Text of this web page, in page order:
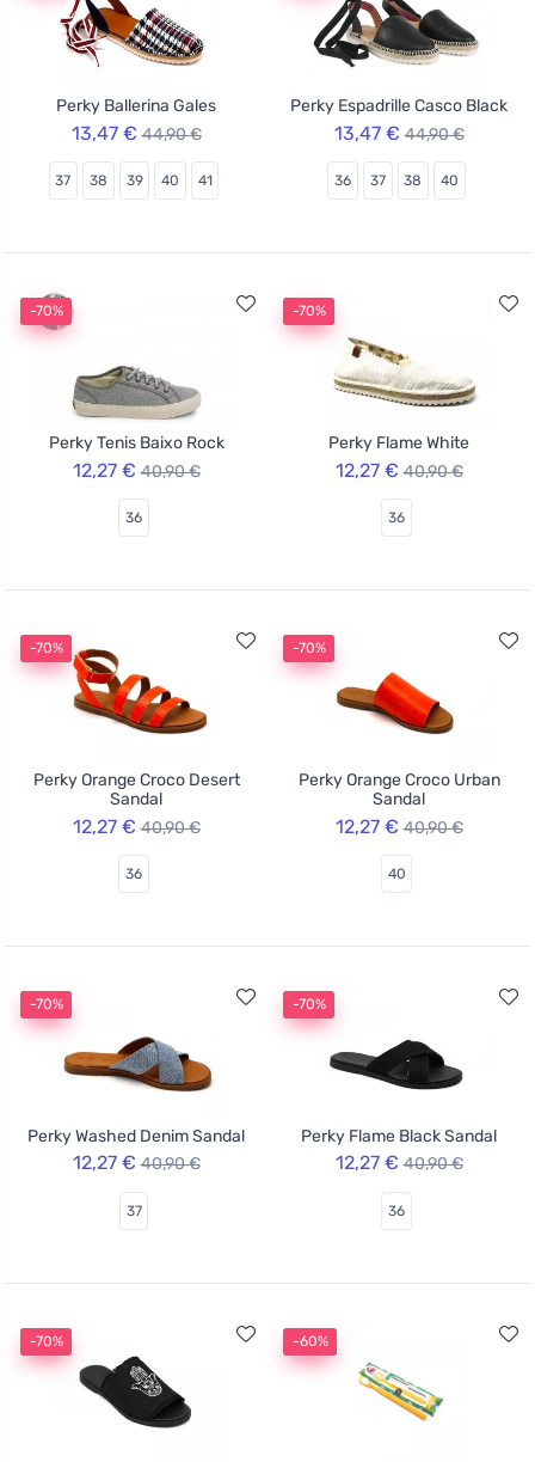
Perky Ballerina Gales
13,47 € 44,90 €
37 38 39 40 41
Perky Espadrille Casco Black
13,47 € 44,90 €
36 37 38 40
-70%
Perky Tenis Baixo Rock
12,27 € 40,90 €
36
-70%
Perky Flame White
12,27 € 40,90 €
36
-70%
Perky Orange Croco Desert
Sandal
12,27 € 40,90 €
36
-70%
Perky Orange Croco Urban
Sandal
12,27 € 40,90 €
40
-70%
Perky Washed Denim Sandal
12,27 € 40,90 €
37
-70%
Perky Flame Black Sandal
12,27 € 40,90 €
36
-70% -60%